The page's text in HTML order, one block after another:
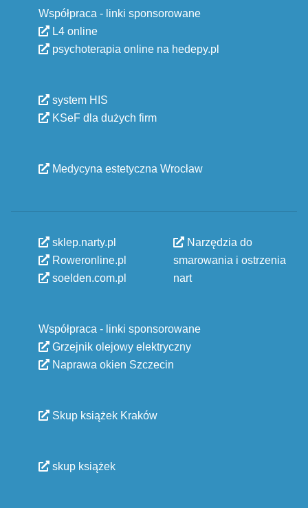
Współpraca - linki sponsorowane
L4 online
psychoterapia online na hedepy.pl
system HIS
KSeF dla dużych firm
Medycyna estetyczna Wrocław
sklep.narty.pl
Roweronline.pl
soelden.com.pl
Narzędzia do
smarowania i ostrzenia
nart
Współpraca - linki sponsorowane
Grzejnik olejowy elektryczny
Naprawa okien Szczecin
Skup książek Kraków
skup książek